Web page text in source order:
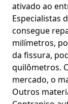
ativado ao
Especialistas
consegue
milímetros,
da fissura,
quilômetros.
mercado, o
Outros